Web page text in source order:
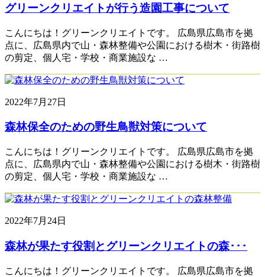
グリーンクリエイトが行う造園工事について
こんにちは！グリーンクリエイトです。 広島県広島市を拠
点に、広島県内で山・森林整備や公園における樹木・街路樹
の剪定、個人宅・学校・商業施設な …
2022年7月27日
森林保全のための野生鳥獣対策について
こんにちは！グリーンクリエイトです。 広島県広島市を拠
点に、広島県内で山・森林整備や公園における樹木・街路樹
の剪定、個人宅・学校・商業施設な …
2022年7月24日
森林が果たす役割とグリーンクリエイトの森･･･
こんにちは！グリーンクリエイトです。 広島県広島市を拠